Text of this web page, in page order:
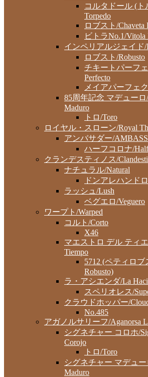
コルタドール (ト
Torpedo
ロブスト/Chaveta
ビトラNo.1/Vitola
インペリアルジェイド/
ロブスト/Robusto
チキートパーフ
Perfecto
メイアパーフェ
85周年記念 マデューロ
Maduro
トロ/Toro
ロイヤル・スローン/Royal
アンバサダー/
ハーフコロナ/
クランデスティノス/
ナチュラル/Natural
ドンアレハンド
ラッシュ/Lush
ベグエロ/Veguero
ワープト/Warped
コルト/Corto
X46
マエストロ デル ティ
Tiempo
5712 (ペティロブ
Robusto)
ラ・アシエンダ/La
スペリオレス/
クラウドホッパー/
No.485
アガノルサリーフ/Aganorsa
シグネチャー コロホ/
Corojo
トロ/Toro
シグネチャー マデュー
Maduro